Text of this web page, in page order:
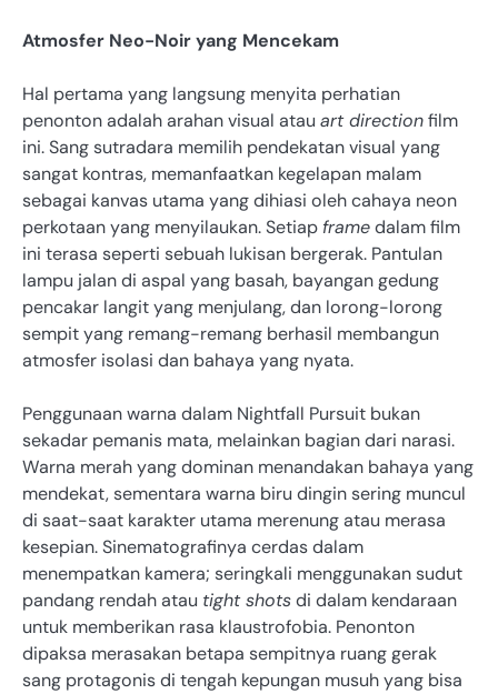
Atmosfer Neo-Noir yang Mencekam
Hal pertama yang langsung menyita perhatian
penonton adalah arahan visual atau art directionfilm
ini. Sang sutradara memilih pendekatan visual yang
sangat kontras, memanfaatkan kegelapan malam
sebagai kanvas utama yang dihiasi oleh cahaya neon
perkotaan yang menyilaukan. Setiap framedalam film
ini terasa seperti sebuah lukisan bergerak. Pantulan
lampu jalan di aspal yang basah, bayangan gedung
pencakar langit yang menjulang, dan lorong-lorong
sempit yang remang-remang berhasil membangun
atmosfer isolasi dan bahaya yang nyata.
Penggunaan warna dalam Nightfall Pursuit bukan
sekadar pemanis mata, melainkan bagian dari narasi.
Warna merah yang dominan menandakan bahaya yang
mendekat, sementara warna biru dingin sering muncul
di saat-saat karakter utama merenung atau merasa
kesepian. Sinematografinya cerdas dalam
menempatkan kamera; seringkali menggunakan sudut
pandang rendah atau tight shotsdi dalam kendaraan
untuk memberikan rasa klaustrofobia. Penonton
dipaksa merasakan betapa sempitnya ruang gerak
sang protagonis di tengah kepungan musuh yang bisa